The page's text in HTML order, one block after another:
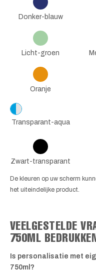
Donker-blauw
Licht-groen
Oranje
Transparant-aqua
Zwart-transparant
De kleuren op uw scherm
het uiteindelijke product.
VEELGESTELDE
750ML
Is personalisatie met
750ml?